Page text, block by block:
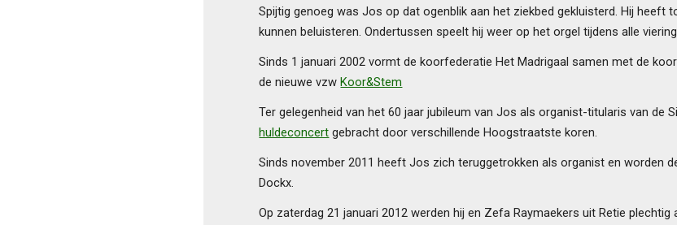
Spijtig genoeg was Jos op dat ogenblik aan het ziekbed gekluisterd. Hij
kunnen beluisteren. Ondertussen speelt hij weer op het orgel tijdens alle
Sinds 1 januari 2002 vormt de koorfederatie Het Madrigaal samen met de
de nieuwe vzwKoor&Stem
Ter gelegenheid van het 60 jaar jubileum van Jos als organist-titularis van de
huldeconcert gebracht door verschillende Hoogstraatste koren.
Sinds november 2011 heeft Jos zich teruggetrokken als organist en worden
Dockx.
Op zaterdag 21 januari 2012 werden hij en Zefa Raymaekers uit Retie